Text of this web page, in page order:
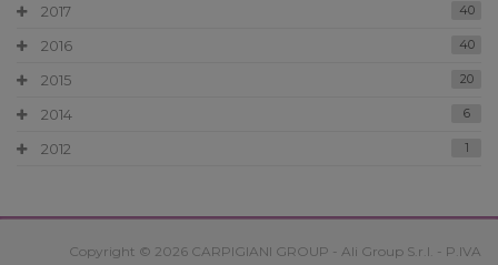
2017 40
2016 40
2015 20
2014 6
2012 1
Copyright © 2026 CARPIGIANI GROUP - Ali Group S.r.l. - P.IVA